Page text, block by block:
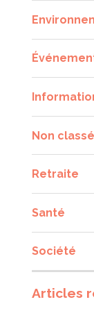
Non classé
Retraite
Santé
Société
Articles